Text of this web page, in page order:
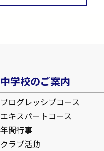
中学校のご案内
プログレッシブコース
エキスパートコース
年間行事
クラブ活動